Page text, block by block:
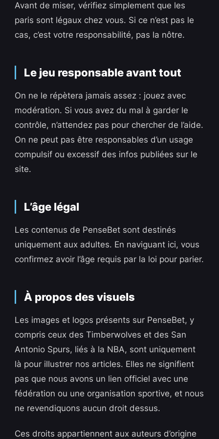
Avant de miser, vérifiez simplement que les
paris sont légaux chez vous. Si ce n’est pas le
cas, c’est votre responsabilité, pas la nôtre.
Le jeu responsable avant tout
On ne le répètera jamais assez : jouez avec
modération. Si vous avez du mal à garder le
contrôle, n’attendez pas pour chercher de l’aide.
On ne peut pas être responsables d’un usage
compulsif ou excessif des infos publiées sur le
site.
L’âge légal
Les contenus de PenseBet sont destinés
uniquement aux adultes. En naviguant ici, vous
confirmez avoir l’âge requis par la loi pour parier.
À propos des visuels
Les images et logos présents sur PenseBet, y
compris ceux des Timberwolves et des San
Antonio Spurs, liés à la NBA, sont uniquement
là pour illustrer nos articles. Elles ne signifient
pas que nous avons un lien officiel avec une
fédération ou une organisation sportive, et nous
ne revendiquons aucun droit dessus.
Ces droits appartiennent aux auteurs d’origine